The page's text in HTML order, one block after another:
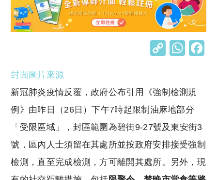
C
y
Li
n
k
W
s
A
p
p
封面圖片來源
新冠肺炎疫情反覆，政府公布引用《強制檢測規
例》由昨日（26日）下午7時起限制油麻地部分
「受限區域」，封區範圍為碧街9-27號及東安街3
號，區內人士須留在其處所並按政府安排接受強制
檢測，直至完成檢測，方可離開其處所。另外，現